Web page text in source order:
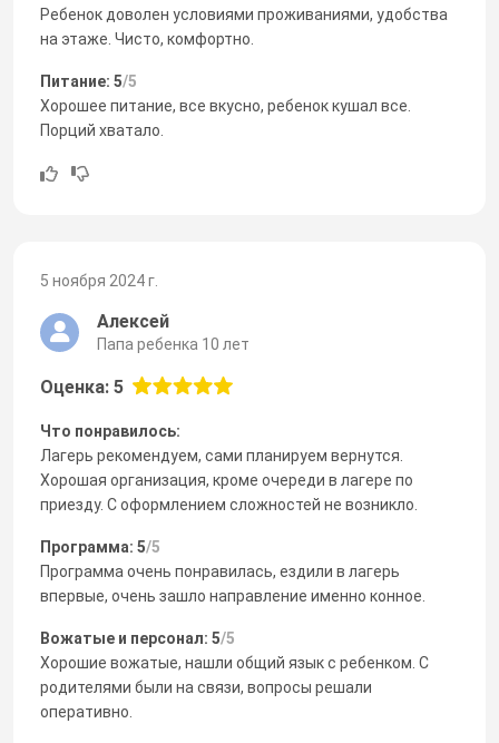
Ребенок доволен условиями проживаниями, удобства
на этаже. Чисто, комфортно.
Питание: 5/5
Хорошее питание, все вкусно, ребенок кушал все.
Порций хватало.
5 ноября 2024 г.
Алексей
Папа ребенка 10 лет
Оценка: 5
Что понравилось:
Лагерь рекомендуем, сами планируем вернутся.
Хорошая организация, кроме очереди в лагере по
приезду. С оформлением сложностей не возникло.
Программа: 5/5
Программа очень понравилась, ездили в лагерь
впервые, очень зашло направление именно конное.
Вожатые и персонал: 5/5
Хорошие вожатые, нашли общий язык с ребенком. С
родителями были на связи, вопросы решали
оперативно.